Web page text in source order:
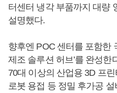
터센터 냉각 부품까지 대량
설명했다.
향후엔 POC 센터를 포함한
제조 솔루션 허브’를 완성한
70대 이상의 산업용 3D 프
로봇 용접 등 정밀 후가공